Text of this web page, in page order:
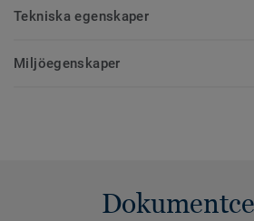
Tekniska egenskaper
Miljöegenskaper